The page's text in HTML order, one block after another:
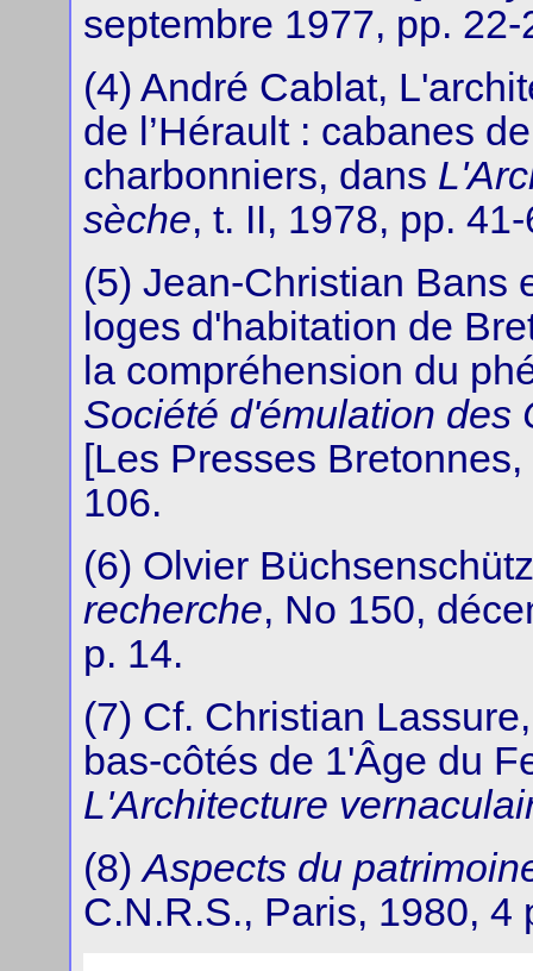
septembre 1977, pp. 22-
(4) André Cablat,
de l’Hérault : cabanes
charbonniers, dans
sèche, t. II, 1978, pp.
(5) Jean-Christian Bans
loges d'habitation de
la compréhension du
Société d'émulation des
[Les Presses
106.
(6) Olvier
recherche, No 150,
p. 14.
(7) Cf. Christian
bas-côtés de 1'Âge du
L'Architecture
(8)Aspects du
C.N.R.S., Paris, 1980, 4